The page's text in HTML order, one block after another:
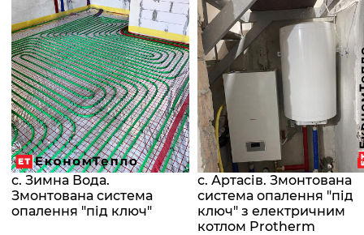
с. Зимна Вода.
Змонтована система
опалення "під ключ"
с. Артасів. Змонтована
система опалення "під
ключ" з електричним
котлом Protherm